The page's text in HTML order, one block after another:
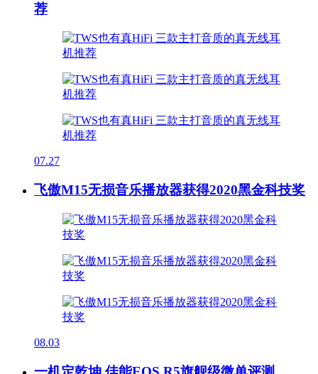
荐
07.27
飞傲M15无损音乐播放器获得2020黑金科技奖
08.03